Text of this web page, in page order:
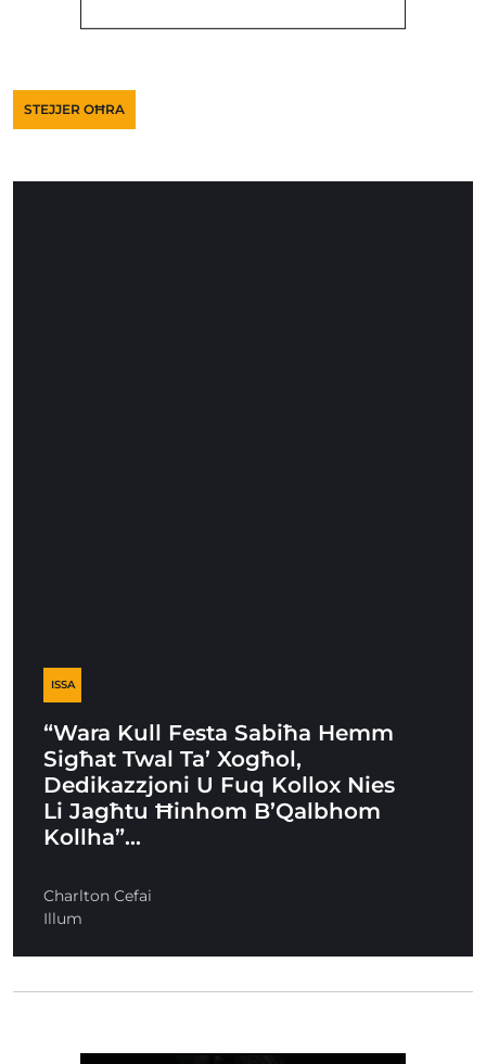
STEJJER OĦRA
ISSA
“Wara Kull Festa Sabiħa Hemm
Sigħat Twal Ta’ Xogħol,
Dedikazzjoni U Fuq Kollox Nies
Li Jagħtu Ħinhom B’Qalbhom
Kollha”…
Charlton Cefai
Illum